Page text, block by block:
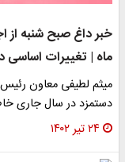
خبر داغ صبح شنبه از
ماه | تغییرات اساسی
میثم لطیفی معاون
دستمزد در سال جاری
۲۴ تیر ۱۴۰۲